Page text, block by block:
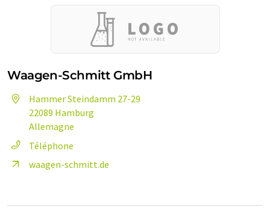
Waagen-Schmitt GmbH
Hammer Steindamm 27-29
22089 Hamburg
Allemagne
Téléphone
waagen-schmitt.de